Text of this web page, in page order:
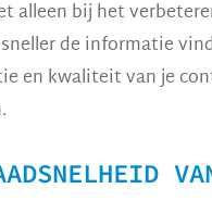
alleen bij het
de informatie
en kwaliteit van je